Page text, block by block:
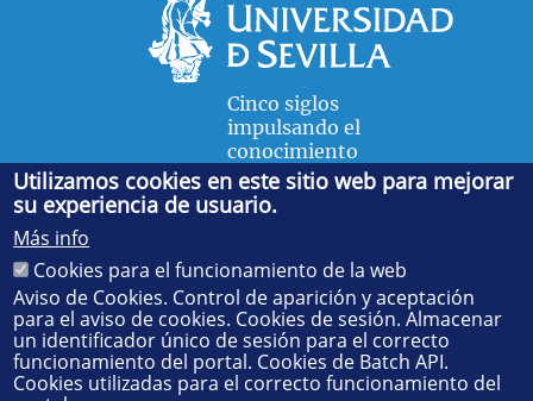
Cinco siglos
impulsando el
conocimiento
FACULTAD DE FÍSICA
Avda. de la Reina Mercedes, s/n. 41012 Sevilla. Tel.:
55 28 91. Administración:administradorfisica@us.es
Secretaría:jsecfisi@us.es- Decanato:ffisaog@us.es
Utilizamos cookies en este sitio web para mejorar
su experiencia de usuario.
Más info
Cookies para el funcionamiento de la web
Aviso de Cookies. Control de aparición y aceptación
para el aviso de cookies. Cookies de sesión. Almacenar
un identificador único de sesión para el correcto
funcionamiento del portal. Cookies de Batch API.
Cookies utilizadas para el correcto funcionamiento del